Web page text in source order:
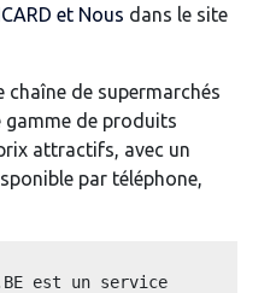
et Nous dans le site
chaîne de supermarchés
gamme de produits
attractifs, avec un
par téléphone,
est un service